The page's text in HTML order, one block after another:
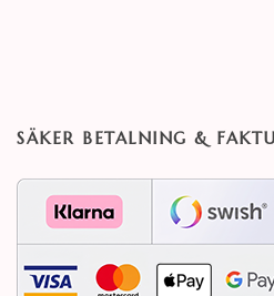
SÄKER BETALNING &